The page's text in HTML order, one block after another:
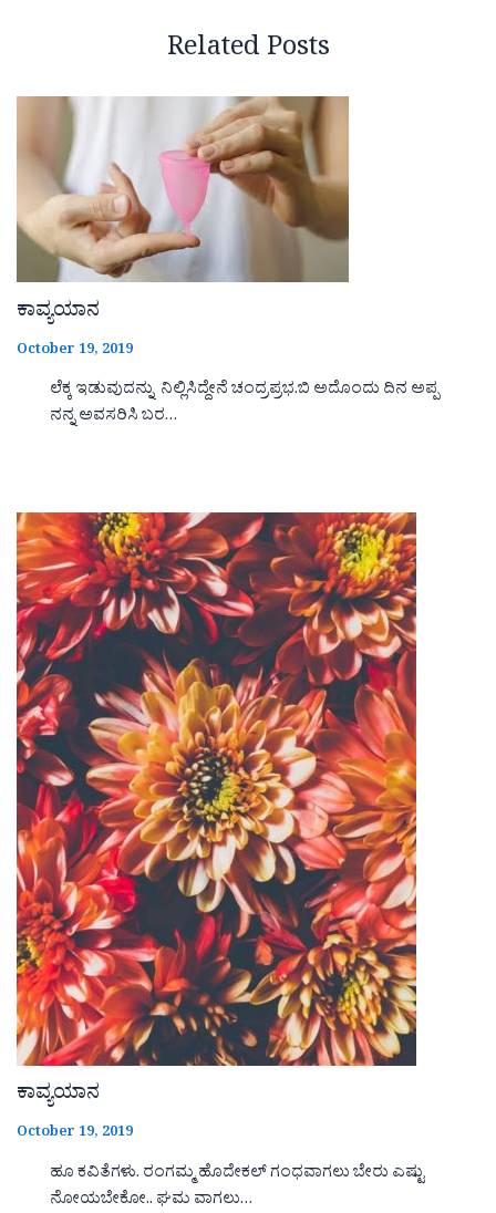
Related Posts
ಕಾವ್ಯಯಾನ
October 19, 2019
ಲೆಕ್ಕ ಇಡುವುದನ್ನು ನಿಲ್ಲಿಸಿದ್ದೇನೆ ಚಂದ್ರಪ್ರಭ.ಬಿ ಅದೊಂದು ದಿನ ಅಪ್ಪ
ನನ್ನ ಅವಸರಿಸಿ ಬರ…
ಕಾವ್ಯಯಾನ
October 19, 2019
ಹೂ ಕವಿತೆಗಳು. ರಂಗಮ್ಮ ಹೊದೇಕಲ್ ಗಂಧವಾಗಲು ಬೇರು ಎಷ್ಟು
ನೋಯಬೇಕೋ.. ಘಮ ವಾಗಲು…